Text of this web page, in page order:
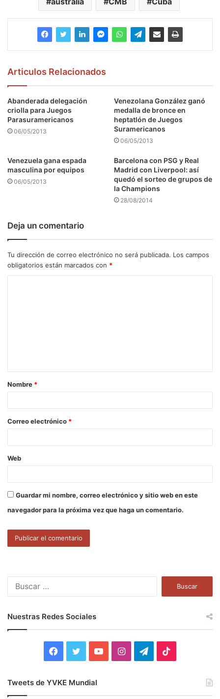
Articulos Relacionados
Abanderada delegación
criolla para Juegos
Parasuramericanos
06/05/2013
Venezolana González ganó
medalla de bronce en
heptatlón de Juegos
Suramericanos
06/05/2013
Venezuela gana espada
masculina por equipos
06/05/2013
Barcelona con PSG y Real
Madrid con Liverpool: así
quedó el sorteo de grupos de
la Champions
28/08/2014
Deja un comentario
Tu dirección de correo electrónico no será publicada. Los campos
obligatorios están marcados con *
a
r
*
Nombre *
Correo electrónico *
Web
Guardar mi nombre, correo electrónico y sitio web en este
navegador para la próxima vez que haga un comentario.
:
Nuestras Redes Sociales
I
Tweets de YVKE Mundial